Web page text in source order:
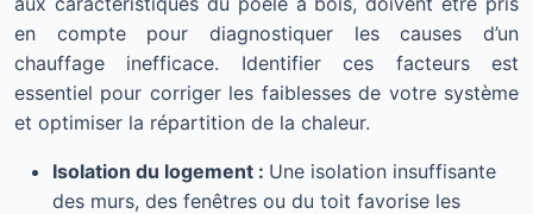
en compte pour diagnostiquer les causes d’un
chauffage inefficace. Identifier ces facteurs est
essentiel pour corriger les faiblesses de votre système
et optimiser la répartition de la chaleur.
Isolation du logement : Une isolation insuffisante
des murs, des fenêtres ou du toit favorise les